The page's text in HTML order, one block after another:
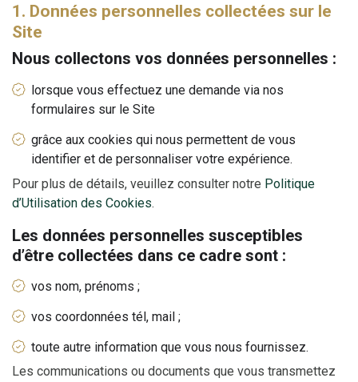
1. Données personnelles collectées sur le
Site
Nous collectons vos données personnelles :
lorsque vous effectuez une demande via nos
formulaires sur le Site
grâce aux cookies qui nous permettent de vous
identifier et de personnaliser votre expérience.
Pour plus de détails, veuillez consulter notre Politique
d’Utilisation des Cookies.
Les données personnelles susceptibles
d’être collectées dans ce cadre sont :
vos nom, prénoms ;
vos coordonnées tél, mail ;
toute autre information que vous nous fournissez.
Les communications ou documents que vous transmettez